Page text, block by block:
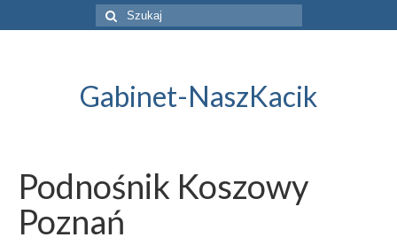
Szuklaj
w:
Gabinet-NaszKacik
Podnośnik Koszowy
Poznań